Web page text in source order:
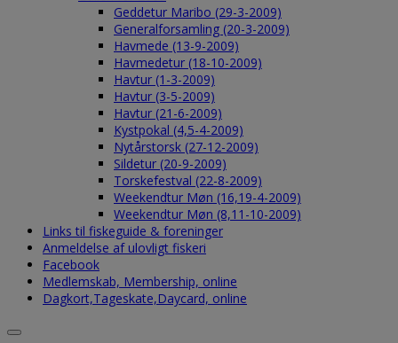
Geddetur Maribo (29-3-2009)
Generalforsamling (20-3-2009)
Havmede (13-9-2009)
Havmedetur (18-10-2009)
Havtur (1-3-2009)
Havtur (3-5-2009)
Havtur (21-6-2009)
Kystpokal (4,5-4-2009)
Nytårstorsk (27-12-2009)
Sildetur (20-9-2009)
Torskefestval (22-8-2009)
Weekendtur Møn (16,19-4-2009)
Weekendtur Møn (8,11-10-2009)
Links til fiskeguide & foreninger
Anmeldelse af ulovligt fiskeri
Facebook
Medlemskab, Membership, online
Dagkort,Tageskate,Daycard, online